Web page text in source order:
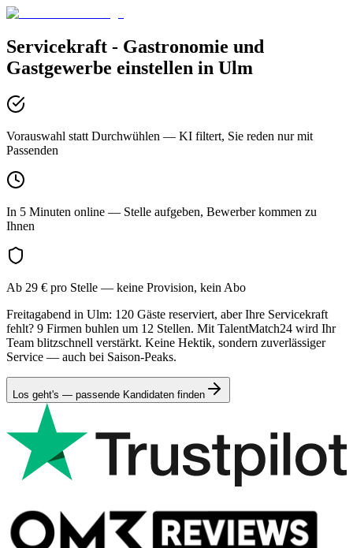
Servicekraft - Gastronomie und
Gastgewerbe einstellen in Ulm
Vorauswahl statt Durchwühlen — KI filtert, Sie reden nur mit
Passenden
In 5 Minuten online — Stelle aufgeben, Bewerber kommen zu
Ihnen
Ab 29 € pro Stelle — keine Provision, kein Abo
Freitagabend in Ulm: 120 Gäste reserviert, aber Ihre Servicekraft
fehlt? 9 Firmen buhlen um 12 Stellen. Mit TalentMatch24 wird Ihr
Team blitzschnell verstärkt. Keine Hektik, sondern zuverlässiger
Service — auch bei Saison-Peaks.
Los geht's — passende Kandidaten finden